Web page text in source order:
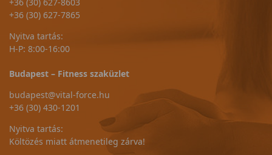
+36 (30) 627-8603
+36 (30) 627-7865
Nyitva tartás:
H-P: 8:00-16:00
Budapest – Fitness szaküzlet
budapest@vital-force.hu
+36 (30) 430-1201
Nyitva tartás:
Költözés miatt átmenetileg zárva!